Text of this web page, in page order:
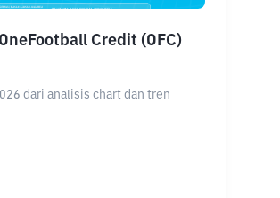
Credit (OFC)
dari analisis chart dan tren